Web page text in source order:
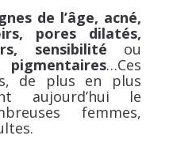
de l’âge, acné,
pores dilatés,
sensibilité ou
…Ces
de plus en plus
aujourd’hui le
femmes,